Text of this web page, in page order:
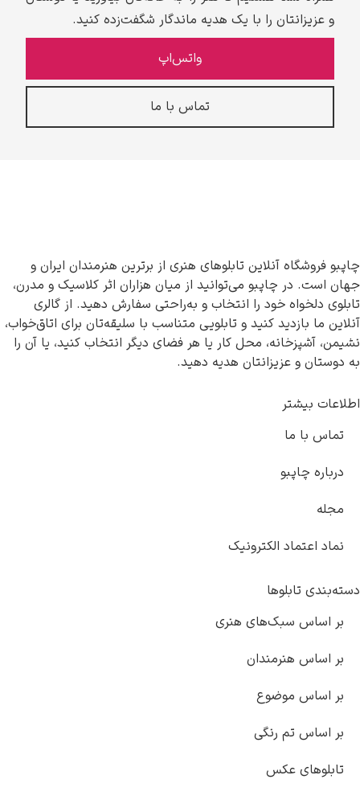
و عزیزانتان را با یک هدیه ماندگار شگفت‌زده کنید.
واتس‌اپ
تماس با ما
چاپبو فروشگاه آنلاین تابلوهای هنری از برترین هنرمندان ایران و
جهان است. در چاپبو می‌توانید از میان هزاران اثر کلاسیک و مدرن،
تابلوی دلخواه خود را انتخاب و به‌راحتی سفارش دهید. از گالری
آنلاین ما بازدید کنید و تابلویی متناسب با سلیقه‌تان برای اتاق‌خواب،
نشیمن، آشپزخانه، محل کار یا هر فضای دیگر انتخاب کنید، یا آن را
به دوستان و عزیزانتان هدیه دهید.
اطلاعات بیشتر
تماس با ما
درباره چاپبو
مجله
نماد اعتماد الکترونیک
دسته‌بندی تابلوها
بر اساس سبک‌های هنری
بر اساس هنرمندان
بر اساس موضوع
بر اساس تم رنگی
تابلوهای عکس